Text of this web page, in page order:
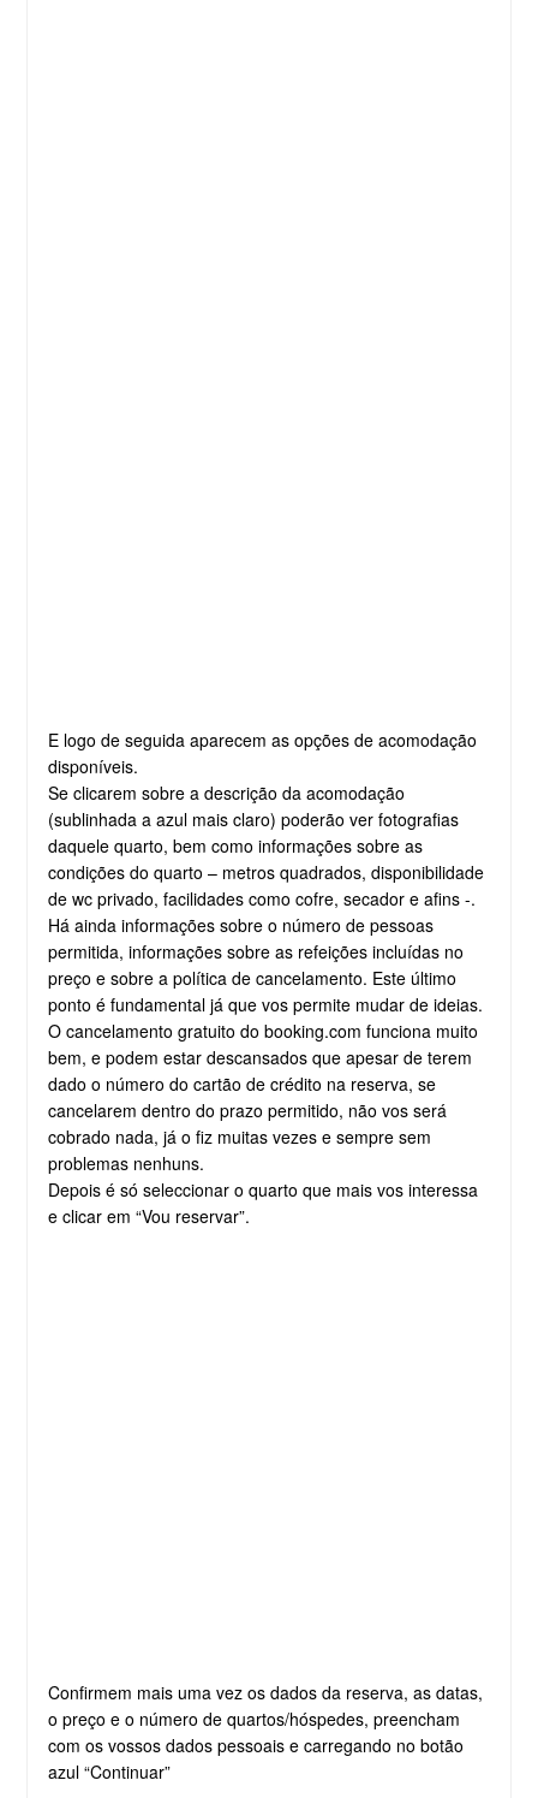
E logo de seguida aparecem as opções de acomodação
disponíveis.
Se clicarem sobre a descrição da acomodação
(sublinhada a azul mais claro) poderão ver fotografias
daquele quarto, bem como informações sobre as
condições do quarto – metros quadrados, disponibilidade
de wc privado, facilidades como cofre, secador e afins -.
Há ainda informações sobre o número de pessoas
permitida, informações sobre as refeições incluídas no
preço e sobre a política de cancelamento. Este último
ponto é fundamental já que vos permite mudar de ideias.
O cancelamento gratuito do booking.com funciona muito
bem, e podem estar descansados que apesar de terem
dado o número do cartão de crédito na reserva, se
cancelarem dentro do prazo permitido, não vos será
cobrado nada, já o fiz muitas vezes e sempre sem
problemas nenhuns.
Depois é só seleccionar o quarto que mais vos interessa
e clicar em “Vou reservar”.
Confirmem mais uma vez os dados da reserva, as datas,
o preço e o número de quartos/hóspedes, preencham
com os vossos dados pessoais e carregando no botão
azul “Continuar”